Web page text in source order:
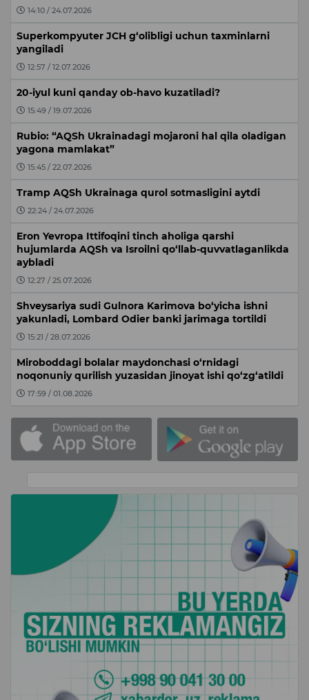
14:10 / 24.07.2026
Superkompyuter JCH g‘olibligi uchun taxminlarni
yangiladi
12:57 / 12.07.2026
20-iyul kuni qanday ob-havo kuzatiladi?
15:49 / 19.07.2026
Rubio: “AQSh Ukrainadagi mojaroni hal qila oladigan
yagona mamlakat”
15:45 / 22.07.2026
Tramp AQSh Ukrainaga qurol sotmasligini aytdi
22:24 / 24.07.2026
Eron Yevropa Ittifoqini tinch aholiga qarshi
hujumlarda AQSh va Isroilni qo‘llab-quvvatlaganlikda
aybladi
12:27 / 25.07.2026
Shveysariya sudi Gulnora Karimova bo‘yicha ishni
yakunladi, Lombard Odier banki jarimaga tortildi
15:21 / 28.07.2026
Miroboddagi bolalar maydonchasi o‘rnidagi
noqonuniy qurilish yuzasidan jinoyat ishi qo‘zg‘atildi
17:59 / 01.08.2026